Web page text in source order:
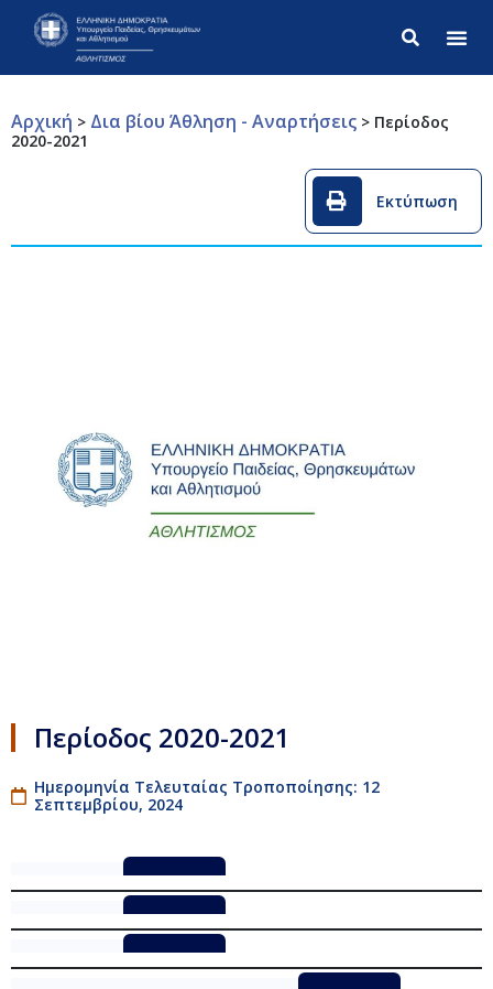
Αρχική > Δια βίου Άθληση - Αναρτήσεις > Περίοδος
2020-2021
Εκτύπωση
Περίοδος 2020-2021
Ημερομηνία Τελευταίας Τροποποίησης: 12
Σεπτεμβρίου, 2024
ΔΕΛΤΙΟ_01
Λήψη
ΔΕΛΤΙΟ_02
Λήψη
ΔΕΛΤΙΟ_03
Λήψη